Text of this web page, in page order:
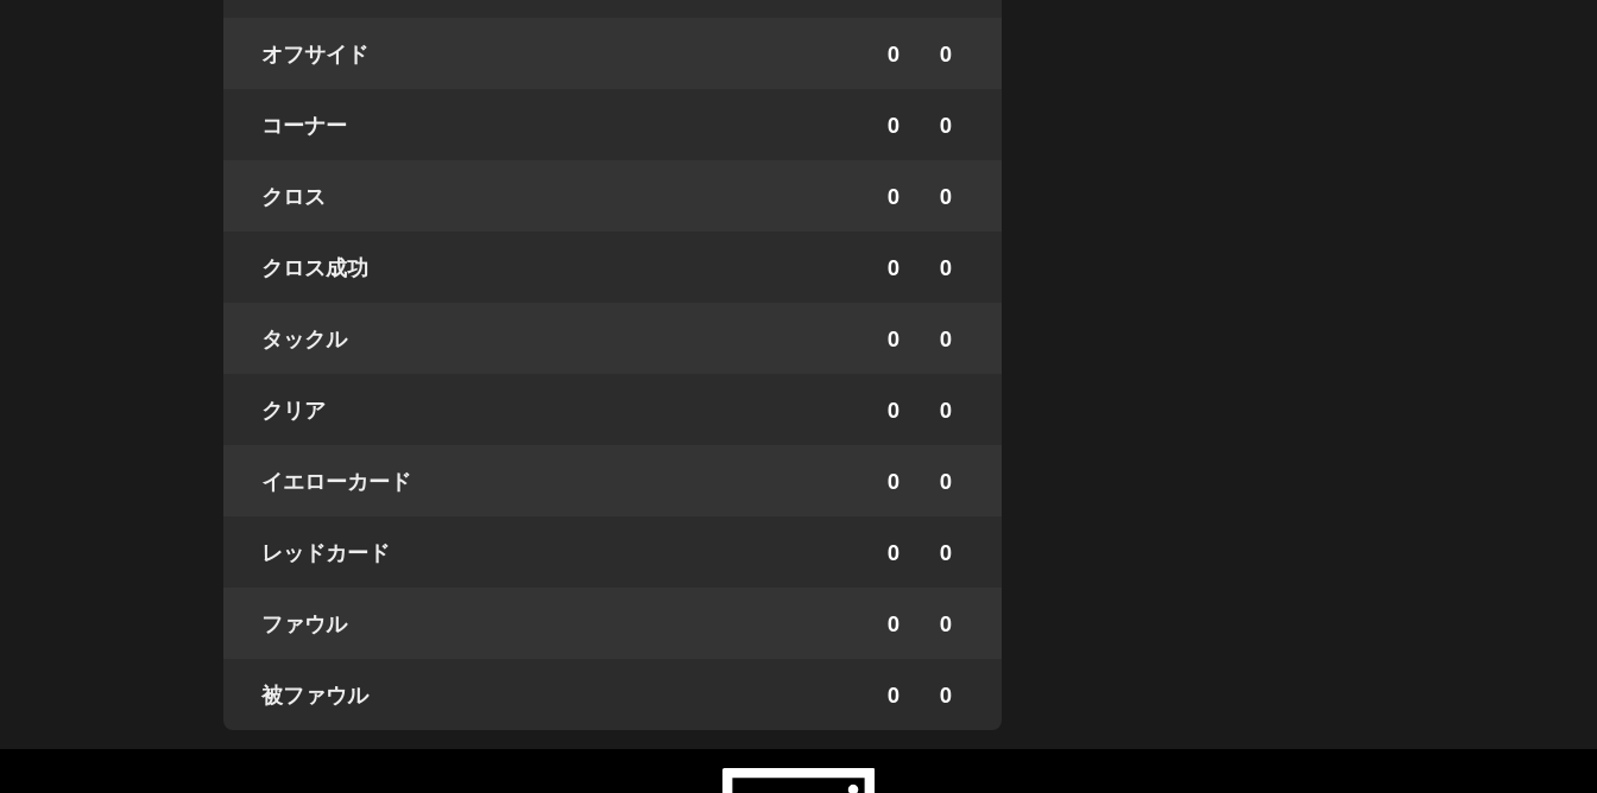
オフサイド 0 0
コーナー 0 0
クロス 0 0
クロス成功 0 0
タックル 0 0
クリア 0 0
イエローカード 0 0
レッドカード 0 0
ファウル 0 0
被ファウル 0 0